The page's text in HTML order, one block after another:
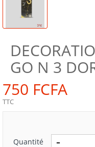
GO N 3
750 FCFA
TTC
Quantité